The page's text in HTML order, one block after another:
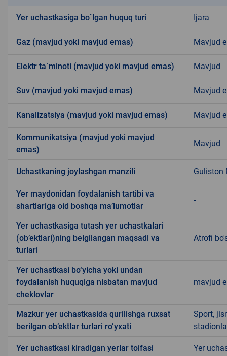
Yer uchastkasiga bo`lgan huquq turi Ijara
Gaz (mavjud yoki mavjud emas) Mavjud
Elektr ta`minoti (mavjud yoki mavjud emas) Mavjud
Suv (mavjud yoki mavjud emas) Mavjud
Kanalizatsiya (mavjud yoki mavjud emas) Mavjud
Kommunikatsiya (mavjud yoki mavjud
emas)
Mavjud
Uchastkaning joylashgan manzili Guliston
Yer maydonidan foydalanish tartibi va
shartlariga oid boshqa ma’lumotlar
-
Yer uchastkasiga tutash yer uchastkalari
(ob’ektlari)ning belgilangan maqsadi va
turlari
Atrofi
Yer uchastkasi bo‘yicha yoki undan
foydalanish huquqiga nisbatan mavjud
cheklovlar
mavjud
Mazkur yer uchastkasida qurilishga ruxsat
berilgan ob’ektlar turlari ro‘yxati
Sport,
Yer uchastkasi kiradigan yerlar toifasi Yer